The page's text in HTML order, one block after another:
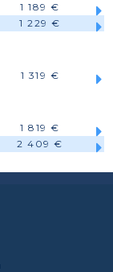
1 189 €
1 229 €
1 319 €
1 819 €
2 409 €